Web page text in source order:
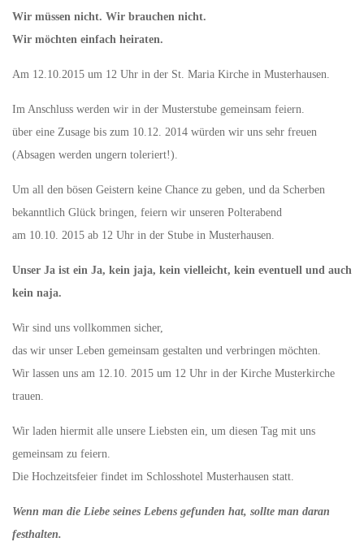
Wir müssen nicht. Wir brauchen nicht.
Wir möchten einfach heiraten.
Am 12.10.2015 um 12 Uhr in der St. Maria Kirche in Musterhausen.
Im Anschluss werden wir in der Musterstube gemeinsam feiern.
über eine Zusage bis zum 10.12. 2014 würden wir uns sehr freuen
(Absagen werden ungern toleriert!).
Um all den bösen Geistern keine Chance zu geben, und da Scherben
bekanntlich Glück bringen, feiern wir unseren Polterabend
am 10.10. 2015 ab 12 Uhr in der Stube in Musterhausen.
Unser Ja ist ein Ja, kein jaja, kein vielleicht, kein eventuell und auch
kein naja.
Wir sind uns vollkommen sicher,
das wir unser Leben gemeinsam gestalten und verbringen möchten.
Wir lassen uns am 12.10. 2015 um 12 Uhr in der Kirche Musterkirche
trauen.
Wir laden hiermit alle unsere Liebsten ein, um diesen Tag mit uns
gemeinsam zu feiern.
Die Hochzeitsfeier findet im Schlosshotel Musterhausen statt.
Wenn man die Liebe seines Lebens gefunden hat, sollte man daran
festhalten.